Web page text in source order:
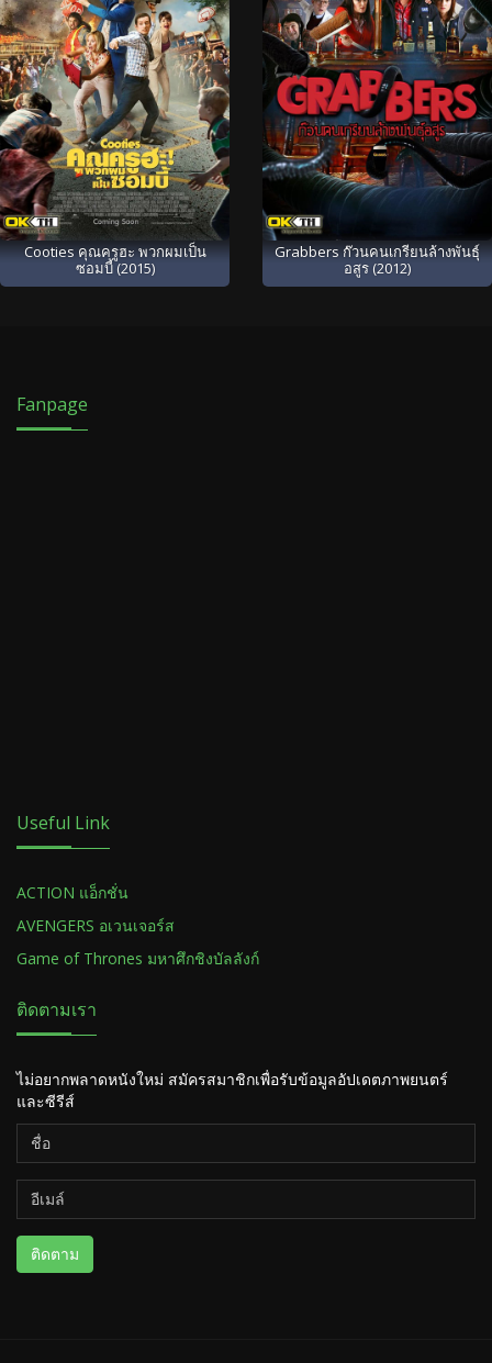
Cooties คุณครูฮะ พวกผมเป็น
ซอมบี้ (2015)
Grabbers ก๊วนคนเกรียนล้างพันธุ์
อสูร (2012)
Fanpage
Useful Link
ACTION แอ็กชั่น
AVENGERS อเวนเจอร์ส
Game of Thrones มหาศึกชิงบัลลังก์
ติดตามเรา
ไม่อยากพลาดหนังใหม่ สมัครสมาชิกเพื่อรับข้อมูลอัปเดตภาพยนตร์
และซีรีส์
ติดตาม